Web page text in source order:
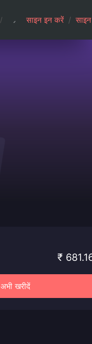
/ साइन इन करें /
₹
अभी खरीदें